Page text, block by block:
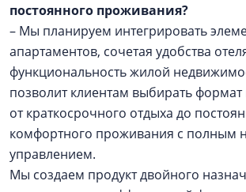
постоянного проживания?
– Мы планируем интегрировать
апартаментов, сочетая удобства
функциональность жилой
позволит клиентам выбирать
от краткосрочного отдыха до
комфортного проживания с полным
управлением.
Мы создаем продукт двойного